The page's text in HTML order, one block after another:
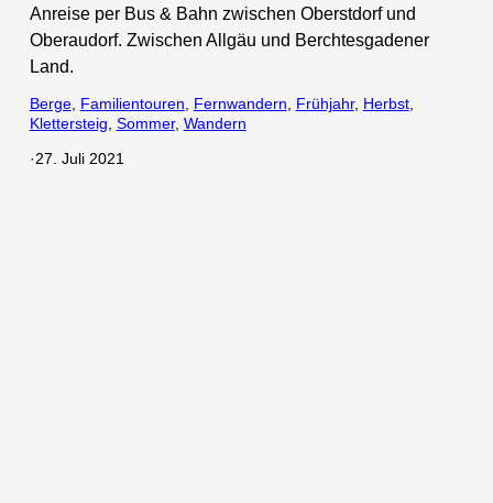
Anreise per Bus & Bahn zwischen Oberstdorf und
Oberaudorf. Zwischen Allgäu und Berchtesgadener
Land.
Berge, Familientouren Fernwandern Frühjahr, Herbst
Klettersteig Sommer, Wandern
·27. Juli 2021